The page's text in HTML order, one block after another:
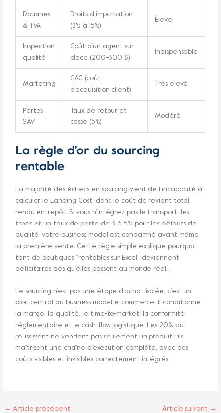
Douanes
& TVA
Droits d’importation
(2% à 15%)
Élevé
Inspection
qualité
Coût d’un agent sur
place (200–300 $)
Indispensable
Marketing
CAC (coût
d’acquisition client)
Très élevé
Pertes
SAV
Taux de retour et
casse (5%)
Modéré
La règle d’or du sourcing
rentable
La majorité des échecs en sourcing vient de l’incapacité à
calculer le Landing Cost, donc le coût de revient total
rendu entrepôt. Si vous n’intégrez pas le transport, les
taxes et un taux de perte de 3 à 5% pour les défauts de
qualité, votre business model est condamné avant même
la première vente. Cette règle simple explique pourquoi
tant de boutiques “rentables sur Excel” deviennent
déficitaires dès qu’elles passent au monde réel.
Le sourcing n’est pas une étape d’achat isolée, c’est un
bloc central du business model e-commerce. Il conditionne
la marge, la qualité, le time-to-market, la conformité
réglementaire et le cash-flow logistique. Les 20% qui
réussissent ne vendent pas seulement un produit ; ils
maîtrisent une chaîne d’exécution complète, avec des
coûts visibles et invisibles correctement intégrés.
← Article précédent Article suivant →